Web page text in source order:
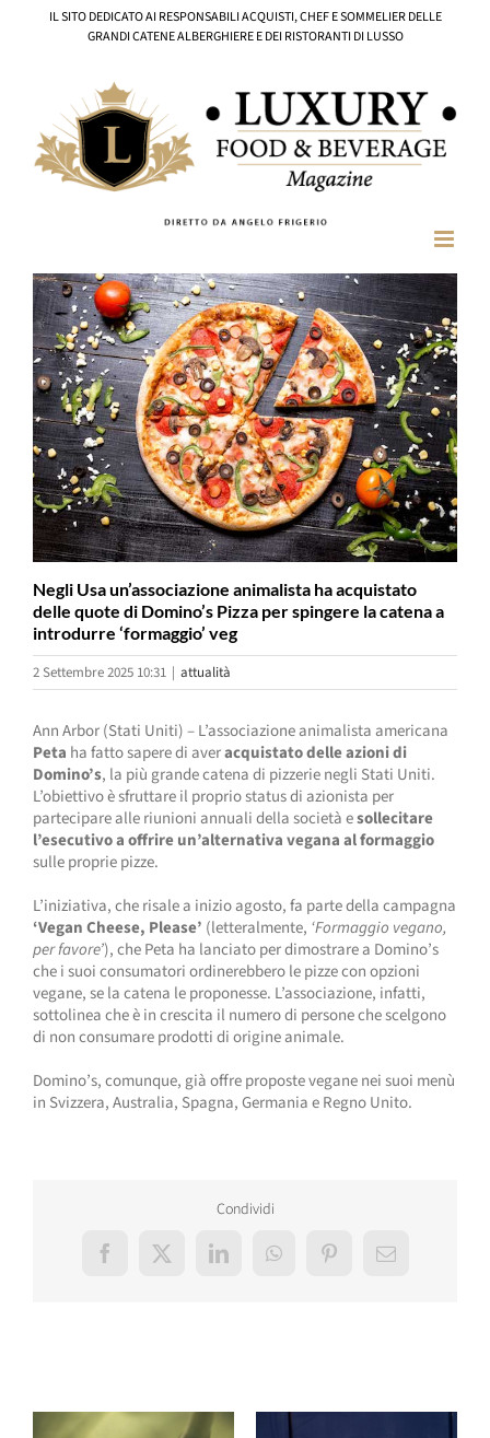
IL SITO DEDICATO AI RESPONSABILI ACQUISTI, CHEF E SOMMELIER DELLE
GRANDI CATENE ALBERGHIERE E DEI RISTORANTI DI LUSSO
Ingrandisci
immagine
Negli Usa un’associazione animalista ha acquistato
delle quote di Domino’s Pizza per spingere la catena a
introdurre ‘formaggio’ veg
2 Settembre 2025 10:31 | attualità
Ann Arbor (Stati Uniti) – L’associazione animalista americana
Peta ha fatto sapere di averacquistato delle azioni di
Domino’s, la più grande catena di pizzerie negli Stati Uniti.
L’obiettivo è sfruttare il proprio status di azionista per
partecipare alle riunioni annuali della società esollecitare
l’esecutivo a offrire un’alternativa vegana al formaggio
sulle proprie pizze.
L’iniziativa, che risale a inizio agosto, fa parte della campagna
‘Vegan Cheese, Please’ (letteralmente, ‘Formaggio vegano,
per favore’), che Peta ha lanciato per dimostrare a Domino’s
che i suoi consumatori ordinerebbero le pizze con opzioni
vegane, se la catena le proponesse. L’associazione, infatti,
sottolinea che è in crescita il numero di persone che scelgono
di non consumare prodotti di origine animale.
Domino’s, comunque, già offre proposte vegane nei suoi menù
in Svizzera, Australia, Spagna, Germania e Regno Unito.
Condividi
Facebook
X LinkedInWhatsAppPinterestEmail